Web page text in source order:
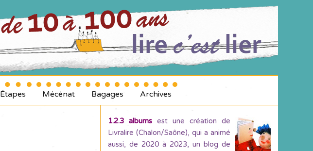
Étapes Mécénat Bagages Archives
1.2.3 albums est une création de
Livralire (Chalon/Saône), qui a animé
aussi, de 2020 à 2023, un blog de